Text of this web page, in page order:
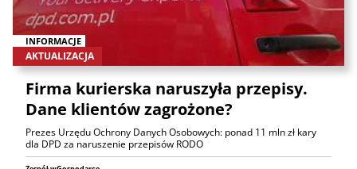
INFORMACJE
AKTUALIZACJA
Firma kurierska naruszyła przepisy.
Dane klientów zagrożone?
Prezes Urzędu Ochrony Danych Osobowych: ponad 11 mln zł kary
dla DPD za naruszenie przepisów RODO